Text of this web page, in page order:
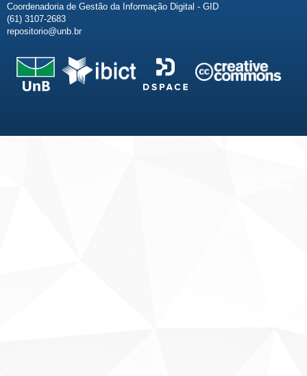
Coordenadoria de Gestão da Informação Digital - GID
(61) 3107-2683
repositorio@unb.br